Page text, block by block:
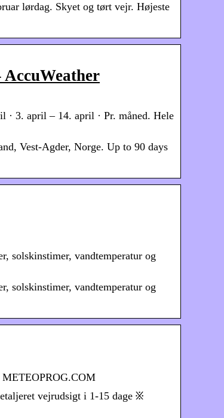
lørdag. Skyet og tørt vejr. Højeste
· 3. april – 14. april · Pr. måned. Hele
Vest-Agder, Norge. Up to 90 days
solskinstimer, vandtemperatur og
solskinstimer, vandtemperatur og
vejrudsigt i 1-15 dage ፠